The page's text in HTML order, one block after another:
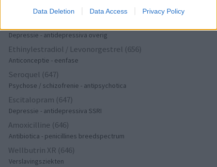
Data Deletion Data Access Privacy Policy
Depressie - antidepressiva TCA
Depressie - antidepressiva overig
Ethinylestradiol / Levonorgestrel (656)
Anticonceptie - eenfase
Seroquel (647)
Psychose / schizofrenie - antipsychotica
Escitalopram (647)
Depressie - antidepressiva SSRI
Amoxicilline (646)
Antibiotica - penicillines breedspectrum
Wellbutrin XR (646)
Verslavingsziekten